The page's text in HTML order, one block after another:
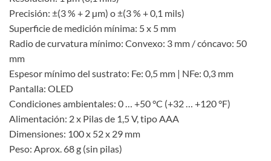
Precisión: ±(3 % + 2 µm) o ±(3 % + 0,1 mils)
Superficie de medición mínima: 5 x 5 mm
Radio de curvatura mínimo: Convexo: 3 mm / cóncavo: 50
mm
Espesor mínimo del sustrato: Fe: 0,5 mm | NFe: 0,3 mm
Pantalla: OLED
Condiciones ambientales: 0 … +50 °C (+32 … +120 °F)
Alimentación: 2 x Pilas de 1,5 V, tipo AAA
Dimensiones: 100 x 52 x 29 mm
Peso: Aprox. 68 g (sin pilas)